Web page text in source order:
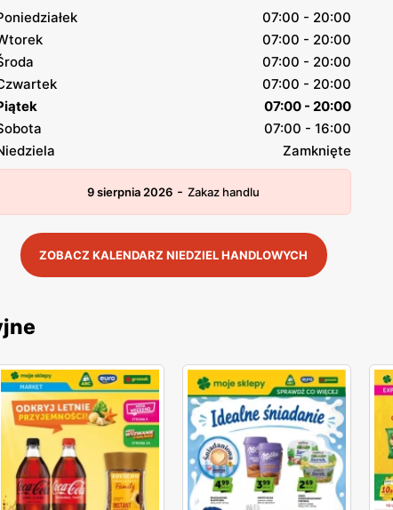
07:00 - 20:00
07:00 - 20:00
07:00 - 20:00
07:00 - 20:00
07:00 - 20:00
07:00 - 16:00
Zamknięte
9 sierpnia 2026 - Zakaz handlu
ZOBACZ KALENDARZ NIEDZIEL HANDLOWYCH